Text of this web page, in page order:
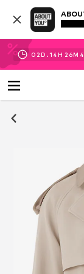
02D.14H 26M